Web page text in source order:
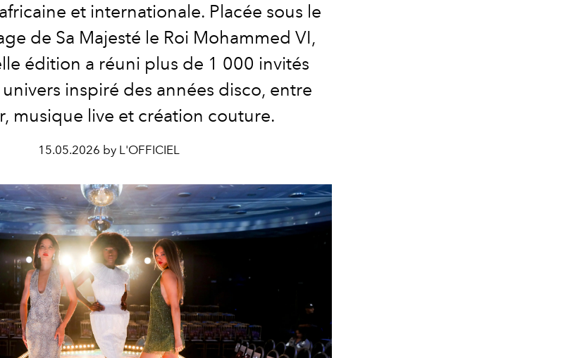
et internationale. Placée sous le
de Sa Majesté le Roi Mohammed VI,
édition a réuni plus de 1 000 invités
inspiré des années disco, entre
musique live et création couture.
15.05.2026 by L'OFFICIEL